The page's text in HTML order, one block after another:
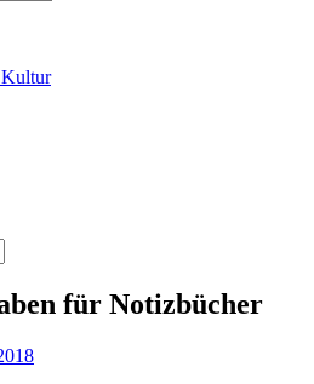
Kultur
für Notizbücher